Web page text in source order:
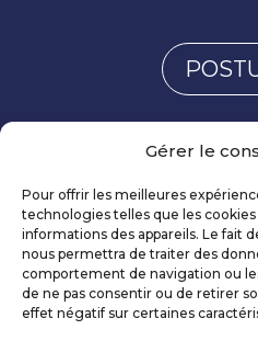
Gérer le
Pour offrir les meilleures
technologies telles que les
informations des appareils. Le fait
nous permettra de traiter des
comportement de navigation ou
de ne pas consentir ou de retirer
effet négatif sur certaines
CONTACT POUR